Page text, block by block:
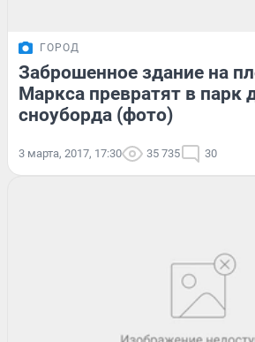
ГОРОД
Заброшенное здание на
Маркса превратят в парк
сноуборда (фото)
3 марта, 2017, 17:30 35 735 30